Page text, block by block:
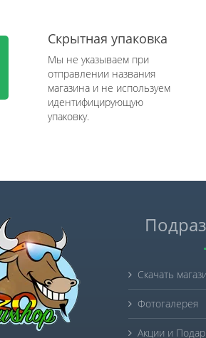
Скрытная упаковка
Мы не указываем при
отправлении названия
магазина и не используем
идентифицирующую
упаковку.
Скачать
Фотогалерея
Акции и